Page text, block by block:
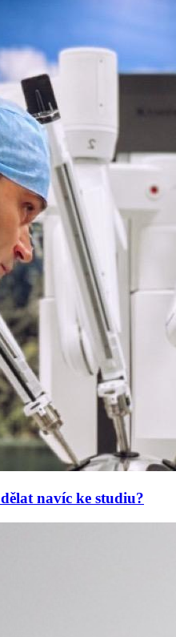
navíc ke studiu?